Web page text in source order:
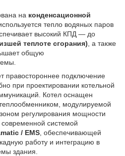
на конденсационной
тепло водяных паров
высокий КПД — до
теплоте сгорания) , а также
общую
правостороннее подключение
при проектировании котельной
Котел оснащен
модулируемой
регулирования мощности
системой
/ EMS , обеспечивающей
работу и интеграцию в
здания.